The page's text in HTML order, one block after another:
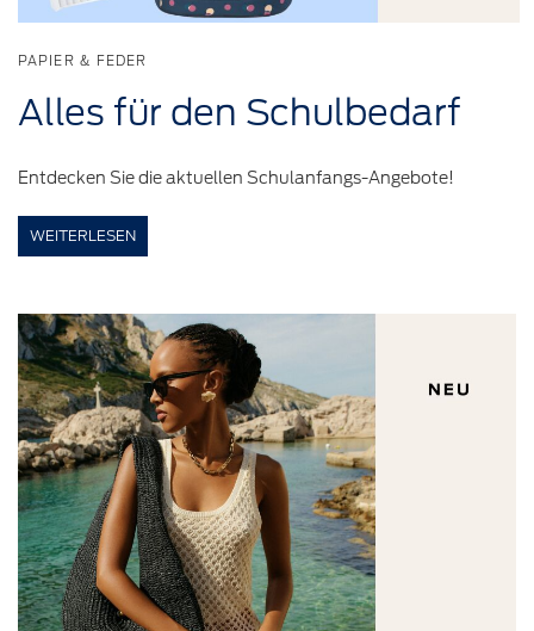
PAPIER & FEDER
Alles für den Schulbedarf
Entdecken Sie die aktuellen Schulanfangs-Angebote!
WEITERLESEN